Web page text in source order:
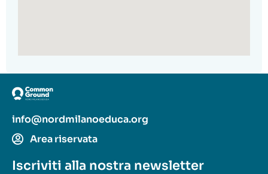
info@nordmilanoeduca.org
Area riservata
Iscriviti alla nostra newsletter